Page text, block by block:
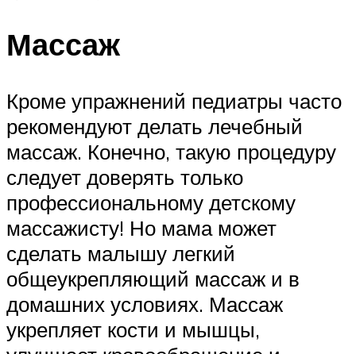
Массаж
Кроме упражнений педиатры часто
рекомендуют делать лечебный
массаж. Конечно, такую процедуру
следует доверять только
профессиональному детскому
массажисту! Но мама может
сделать малышу легкий
общеукрепляющий массаж и в
домашних условиях. Массаж
укрепляет кости и мышцы,